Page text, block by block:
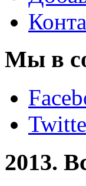
Мы в
2013.